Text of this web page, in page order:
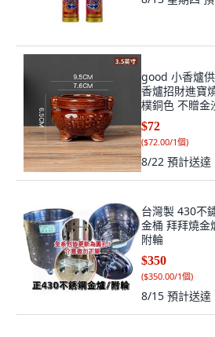
good 小香爐
香爐招財進寶
樸銅色 不贈金
龍戲珠
$72
($72.00/1個)
8/22 預計送達
台灣製 430不
金桶 拜拜燒
附輪
$350
($350.00/1個)
8/15 預計送達